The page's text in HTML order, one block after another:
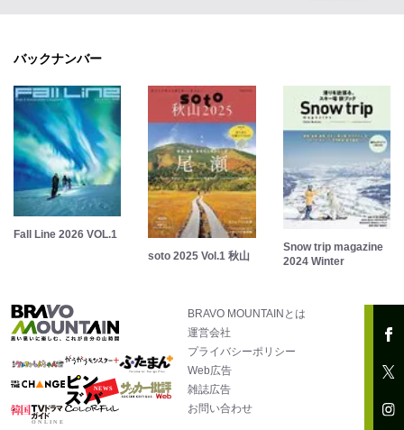
バックナンバー
Fall Line 2026 VOL.1
soto 2025 Vol.1 秋山
Snow trip magazine
2024 Winter
BRAVO MOUNTAINとは
運営会社
プライバシーポリシー
Web広告
雑誌広告
お問い合わせ